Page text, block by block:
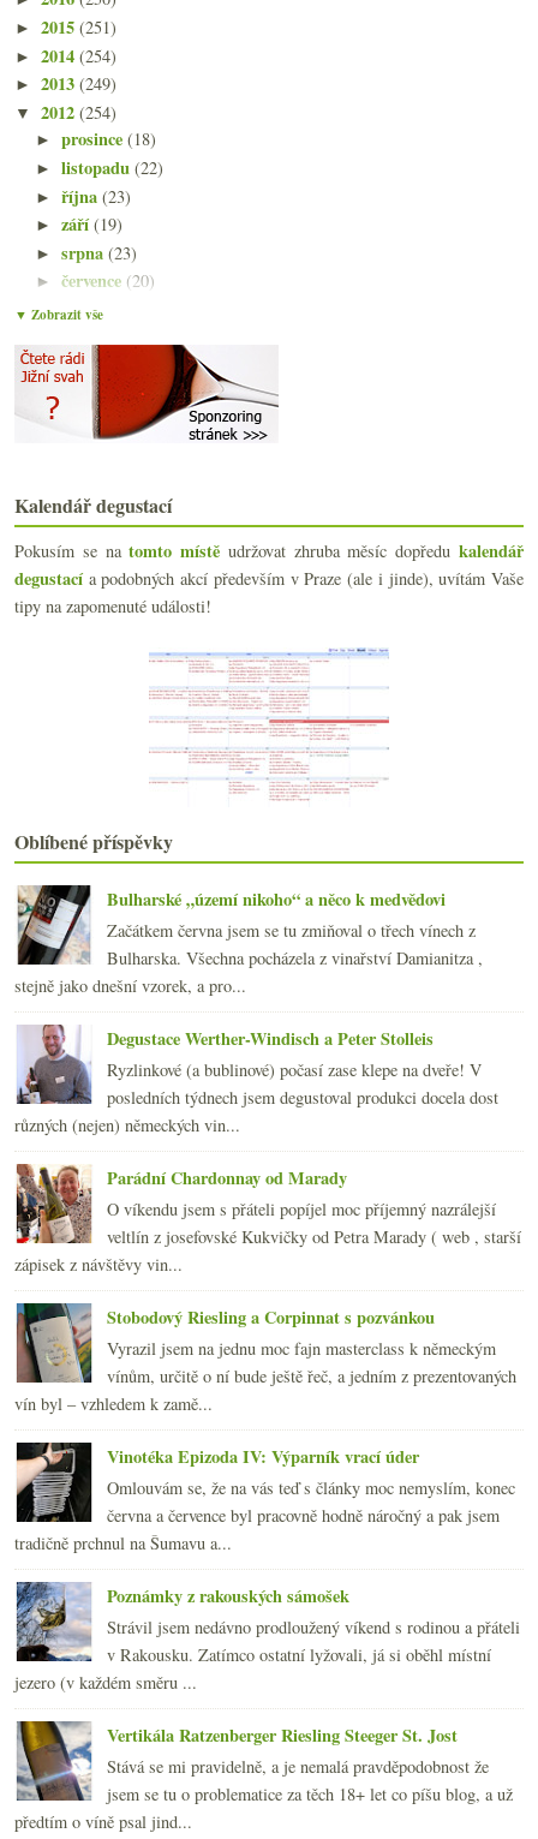
► 2015 (251)
► 2014 (254)
► 2013 (249)
▼ 2012 (254)
►prosince(18)
►listopadu(22)
►října(23)
►září(19)
►srpna(23)
►července (20)
►června
►dubna
► března (23)
▼ února (21)
Kutnohorský ryzlink po několika letech
Sherry aneb rychlý úvod k jedněm z nejzajímavějšíc...
Výsledky ankety „Jíte ryby?“
Designová biodynamika Matsu El Recio
Kupujte svá oblíbená vína
O sladkém nad tokajským szamorodni
Burgundsko ukazující zadnici
Videorecenze ryzlinku od Michlovského
Pár českých a moravských bílých při pojídání ryb
Salon vín 2012 aneb Cabernet vládne všem
Plastový sud barrique, daň odmítaná, vinice na Špi...
Výsledky ankety „Co vaše jaterní testy?“
Jihozápad Francie nejen s Montusem
Pinot z Čech, Zweigelt z Itálie
Divoké komentáře odjinud a otevřený dopis k součas...
Sushi víno & daňovíno
Italská degustace „dovážet a kolik dáte?“
Bojujeme proti zimě – 3x sherry
►ledna(23)
2011 (252)
►2010(249)
►2009(249)
►2008(270)
►2007(108)
▼ Zobrazit vše
Kalendář degustací
Pokusím se natomto místě udržovat zhruba měsíc dopředukalendář
degustacía podobných akcí především v Praze (ale i jinde), uvítám Vaše
tipy na zapomenuté události!
Oblíbené příspěvky
Bulharské „území nikoho“ a něco k medvědovi
Začátkem června jsem se tu zmiňoval o třech vínech z
Bulharska. Všechna pocházela z vinařství Damianitza ,
stejně jako dnešní vzorek, a pro...
Degustace Werther-Windisch a Peter Stolleis
Ryzlinkové (a bublinové) počasí zase klepe na dveře! V
posledních týdnech jsem degustoval produkci docela dost
různých (nejen) německých vin...
Parádní Chardonnay od Marady
O víkendu jsem s přáteli popíjel moc příjemný nazrálejší
veltlín z josefovské Kukvičky od Petra Marady ( web , starší
zápisek z návštěvy vin...
Stobodový Riesling a Corpinnat s pozvánkou
Vyrazil jsem na jednu moc fajn masterclass k německým
vínům, určitě o ní bude ještě řeč, a jedním z prezentovaných
vín byl – vzhledem k zamě...
Vinotéka Epizoda IV: Výparník vrací úder
Omlouvám se, že na vás teď s články moc nemyslím, konec
června a července byl pracovně hodně náročný a pak jsem
tradičně prchnul na Šumavu a...
Poznámky z rakouských sámošek
Strávil jsem nedávno prodloužený víkend s rodinou a přáteli
v Rakousku. Zatímco ostatní lyžovali, já si oběhl místní
jezero (v každém směru ...
Vertikála Ratzenberger Riesling Steeger St. Jost
Stává se mi pravidelně, a je nemalá pravděpodobnost že
jsem se tu o problematice za těch 18+ let co píšu blog, a už
předtím o víně psal jind...